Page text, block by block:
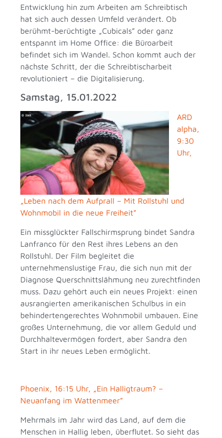
Entwicklung hin zum Arbeiten am Schreibtisch
hat sich auch dessen Umfeld verändert. Ob
berühmt-berüchtigte „Cubicals” oder ganz
entspannt im Home Office: die Büroarbeit
befindet sich im Wandel. Schon kommt auch der
nächste Schritt, der die Schreibtischarbeit
revolutioniert – die Digitalisierung.
Samstag, 15.01.2022
ARD
alpha,
9:30
Uhr,
„Leben nach dem Aufprall – Mit Rollstuhl und
Wohnmobil in die neue Freiheit”
Ein missglückter Fallschirmsprung bindet Sandra
Lanfranco für den Rest ihres Lebens an den
Rollstuhl. Der Film begleitet die
unternehmenslustige Frau, die sich nun mit der
Diagnose Querschnittslähmung neu zurechtfinden
muss. Dazu gehört auch ein neues Projekt: einen
ausrangierten amerikanischen Schulbus in ein
behindertengerechtes Wohnmobil umbauen. Eine
großes Unternehmung, die vor allem Geduld und
Durchhaltevermögen fordert, aber Sandra den
Start in ihr neues Leben ermöglicht.
Phoenix, 16:15 Uhr, „Ein Halligtraum? –
Neuanfang im Wattenmeer”
Mehrmals im Jahr wird das Land, auf dem die
Menschen in Hallig leben, überflutet. So sieht das